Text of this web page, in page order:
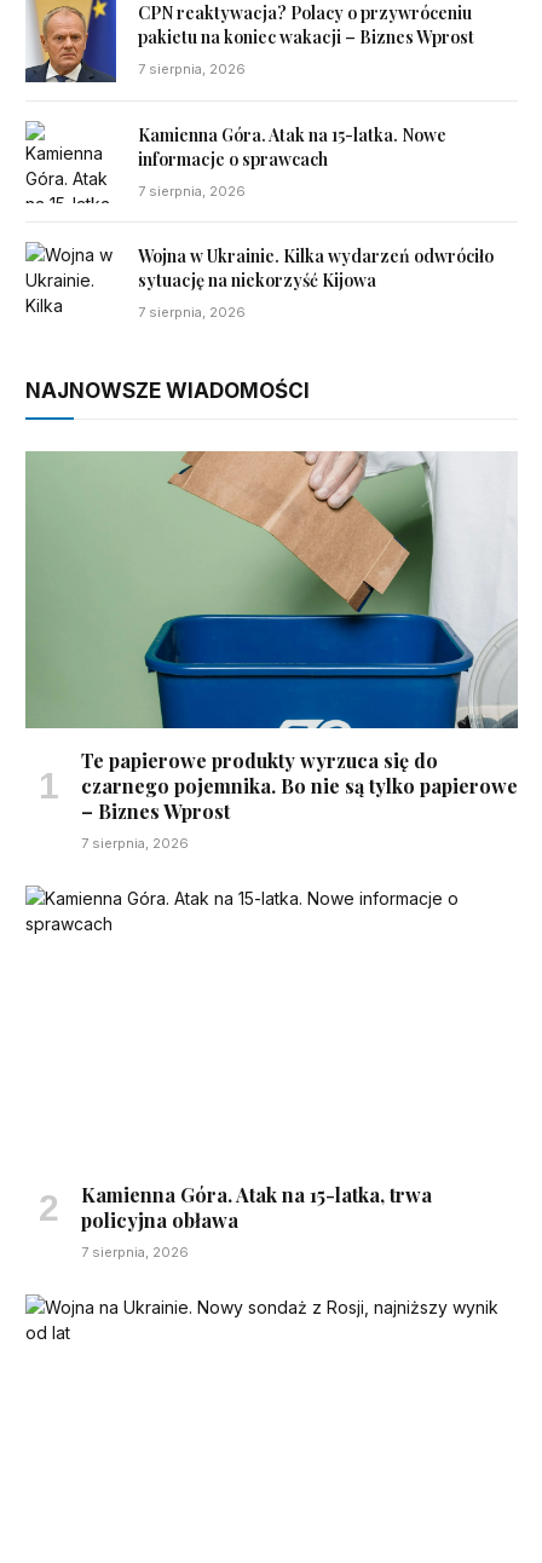
CPN reaktywacja? Polacy o przywróceniu
pakietu na koniec wakacji – Biznes Wprost
7 sierpnia, 2026
Kamienna Góra. Atak na 15-latka. Nowe
informacje o sprawcach
7 sierpnia, 2026
Wojna w Ukrainie. Kilka wydarzeń odwróciło
sytuację na niekorzyść Kijowa
7 sierpnia, 2026
NAJNOWSZE WIADOMOŚCI
Te papierowe produkty wyrzuca się do
czarnego pojemnika. Bo nie są tylko papierowe
– Biznes Wprost
7 sierpnia, 2026
Kamienna Góra. Atak na 15-latka, trwa
policyjna obława
7 sierpnia, 2026